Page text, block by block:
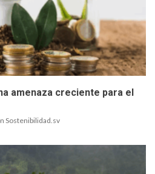
amenaza creciente para el
Sostenibilidad.sv